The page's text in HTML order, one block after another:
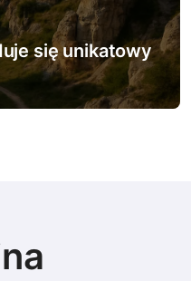
się unikatowy